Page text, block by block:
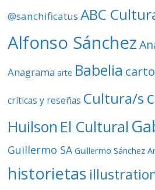
e
@sanchificatus ABC
Alfonso Sánchez
Anagrama arte Babelia
críticas y reseñas Cultura/s
Huilson El Cultural
Guillermo SA Guillermo Sánchez
historietas